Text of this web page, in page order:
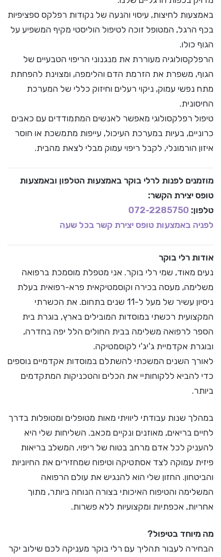
באמצעות לחיצות, עיסוי והנעה של נקודות רפלקס ספציפיות
בכף הרגל, המטופל זוכה לטיפול הוליסטי מקיף המשפיע על
הגוף כולו.
הרפלקסולוגיה מעוררת את מנגנוני הריפוי הטבעיים של
הגוף, משפרת את הזרמת הדם והלימפה, ומצוינת להפחתת
מתח נפשי עמוק, ניקוי רעלים וחיזוק כללי של המערכת
החיסונית.
טיפול רפלקסולוגי מאפשר לאנשים המתמודדים עם כאבים
כרוניים, בעיות במערכת העיכול, עייפות מתמשכת או חוסר
איזון הורמונלי, לקבל ריפוי עמוק מבלי לצאת מהבית.
מוזמנים לפנות לרלי בוקר באמצעות הטלפון ובאמצעות
טופס יצירת הקשר:
טלפון: 072-2285750
לפניה באמצעות טופס יצירת קשר בכל שעה
אודות רלי בוקר
נעים מאוד, שמי רלי בוקר. אני מטפלת מוסמכת ברפואה
משלימה, מעסה בכירה וקוסמטיקאית פרא-רפואית בעלת
ניסיון עשיר של מעל ל-11 שנים בתחום. את הכשרתי
המקצועית רכשתי במוסדות המובילים בארץ, בוגרת בית
הספר לרפואה משלימה בבית החולים הלל יפה בחדרה,
ובוגרת אקדמיית ג'יג'י לקוסמטיקה.
לאורך השנים המשכתי להשתלם במוסדות אקדמיים נוספים
כדי להביא ללקוחותיי את הכלים והטכניקות המתקדמים
ביותר.
במהלך שנות עבודתי ליוויתי מאות מטופלים ומטופלות בדרך
לחיים בריאים, מאוזנים ונקיים מכאב. השליחות שלי היא
להעניק לכל אדם מרחב בטוח של ריפוי, המשלב בריאות
פיזית עמוקה לצד אסתטיקה וטיפוח שמחזירים את החיוניות
והביטחון. החזון שלי הוא להנגיש את עולם הרפואה
המשלימה והטיפוח האיכותי בצורה הנוחה ביותר, מתוך
אחריות, אכפתיות ומקצועיות ללא פשרות.
מה מיוחד בטיפול?
הבחירה לעבור תהליך עם רלי בוקר מעניקה לכם שילוב יקר